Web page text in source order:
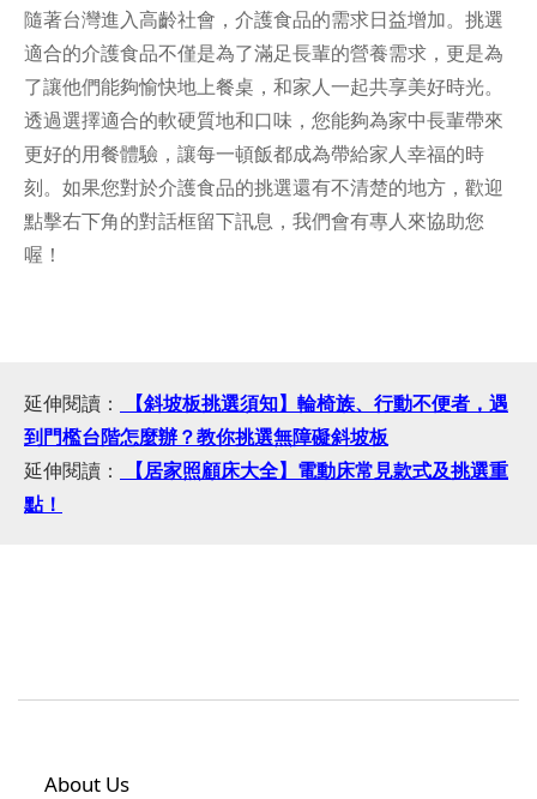
隨著台灣進入高齡社會，介護食品的需求日益增加。挑選
適合的介護食品不僅是為了滿足長輩的營養需求，更是為
了讓他們能夠愉快地上餐桌，和家人一起共享美好時光。
透過選擇適合的軟硬質地和口味，您能夠為家中長輩帶來
更好的用餐體驗，讓每一頓飯都成為帶給家人幸福的時
刻。如果您對於介護食品的挑選還有不清楚的地方，歡迎
點擊右下角的對話框留下訊息，我們會有專人來協助您
喔！
延伸閱讀：
【斜坡板挑選須知】輪椅族、行動不便者，遇
到門檻台階怎麼辦？教你挑選無障礙斜坡板
延伸閱讀：
【居家照顧床大全】電動床常見款式及挑選重
點！
About Us